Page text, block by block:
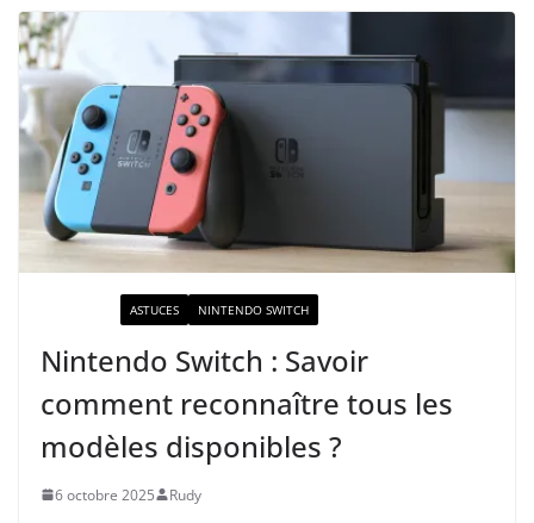
ASTUCES NINTENDO SWITCH
Nintendo Switch : Savoir
comment reconnaître tous les
modèles disponibles ?
6 octobre 2025 Rudy